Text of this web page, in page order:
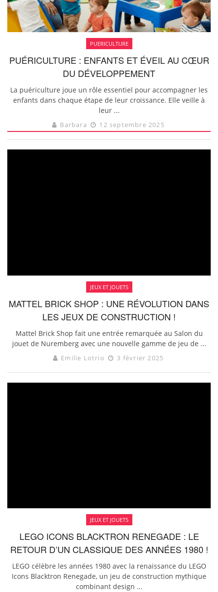
PUERICULTURE
PUÉRICULTURE : ENFANTS ET ÉVEIL AU CŒUR
DU DÉVELOPPEMENT
La puériculture joue un rôle essentiel pour accompagner les
enfants dans chaque étape de leur croissance. Elle veille à
leur ...
Barbara 12 septembre 2025
JEUX ET JOUETS
MATTEL BRICK SHOP : UNE RÉVOLUTION DANS
LES JEUX DE CONSTRUCTION !
Mattel Brick Shop fait une entrée remarquée au Salon du
jouet de Nuremberg avec une nouvelle gamme de jeu de ...
Emilie Lotrio 3 février 2025
JEUX ET JOUETS
LEGO ICONS BLACKTRON RENEGADE : LE
RETOUR D’UN CLASSIQUE DES ANNÉES 1980 !
LEGO célèbre les années 1980 avec la renaissance du LEGO
Icons Blacktron Renegade, un jeu de construction mythique
combinant design ...